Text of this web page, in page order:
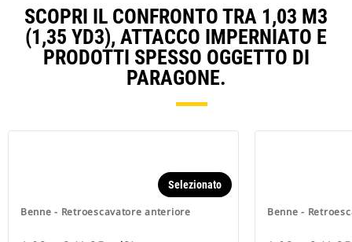
SCOPRI IL CONFRONTO TRA 1,03 M3
(1,35 YD3), ATTACCO IMPERNIATO E
PRODOTTI SPESSO OGGETTO DI
PARAGONE.
Benne - Retroescavatore anteriore
Selezionato
Benne -